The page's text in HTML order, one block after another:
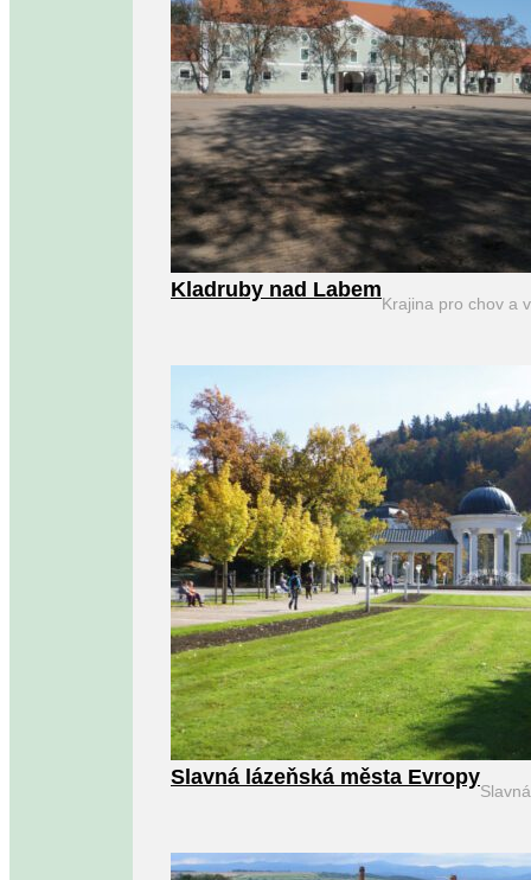
Kladruby nad Labem
Krajina pro chov a
Slavná lázeňská města Evropy